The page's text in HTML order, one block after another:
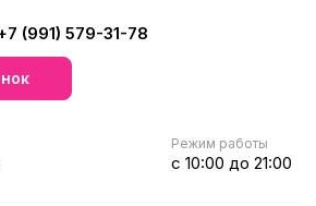
(991) 579-31-78
Режим работы
с 10:00 до 21:00